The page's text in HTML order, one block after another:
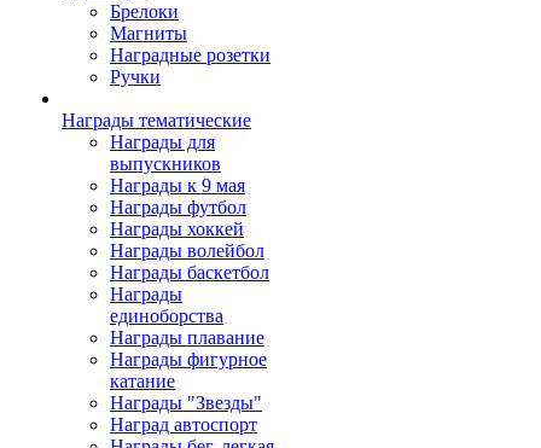
Брелоки
Магниты
Наградные розетки
Ручки
Награды тематические
Награды для
выпускников
Награды к 9 мая
Награды футбол
Награды хоккей
Награды волейбол
Награды баскетбол
Награды
единоборства
Награды плавание
Награды фигурное
катание
Награды "Звезды"
Наград автоспорт